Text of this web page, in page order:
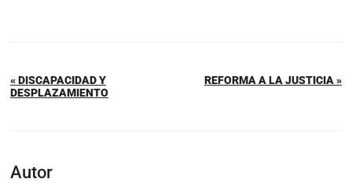
« DISCAPACIDAD Y
DESPLAZAMIENTO
REFORMA A LA JUSTICIA »
Autor